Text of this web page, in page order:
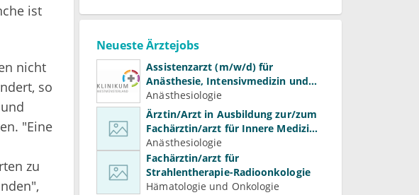
ist
nicht
so
"Eine
zu
Neueste Ärztejobs
Assistenzarzt (m/w/d) für
Anästhesie, Intensivmedizin und
Schmerztherapie
Anästhesiologie
Ärztin/Arzt in Ausbildung zur/zum
Fachärztin/arzt für Innere Medizin
(Kardiologie, Nephrologie,
Intensivmedizin)
Anästhesiologie
Fachärztin/arzt für
Strahlentherapie-Radioonkologie
Hämatologie und Onkologie